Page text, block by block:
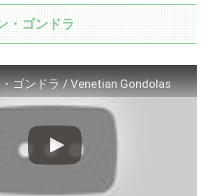
・ゴンドラ
ゴンドラ / Venetian Gondolas